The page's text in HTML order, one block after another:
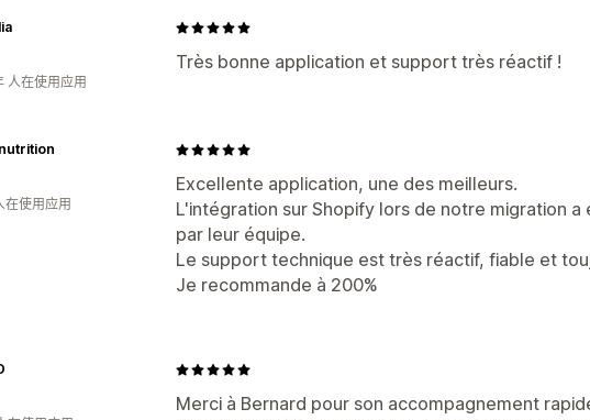
Très bonne application et support très réactif !
人在使用应用
Excellente application, une des meilleurs.
L'intégration sur Shopify lors de notre migration
par leur équipe.
Le support technique est très réactif, fiable et
Je recommande à 200%
在使用应用
Merci à Bernard pour son accompagnement